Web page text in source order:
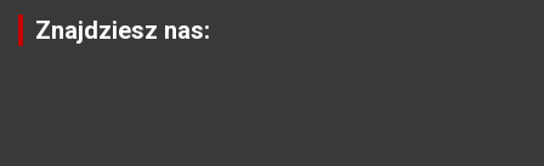
Znajdziesz nas: